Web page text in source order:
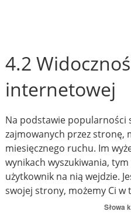
4.2
internetowej
Na podstawie popularności
zajmowanych przez stronę,
miesięcznego ruchu. Im
wynikach wyszukiwania, tym
użytkownik na nią wejdzie.
swojej strony, możemy Ci w